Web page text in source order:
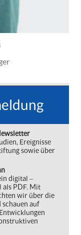
Ereignisse
sowie über
digital ‒
als PDF. Mit
wir über die
auf